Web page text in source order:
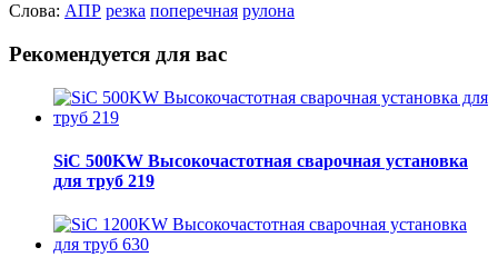
Слова: АПР резка поперечная рулона
Рекомендуется для вас
SiC 500KW Высокочастотная сварочная установка
для труб 219